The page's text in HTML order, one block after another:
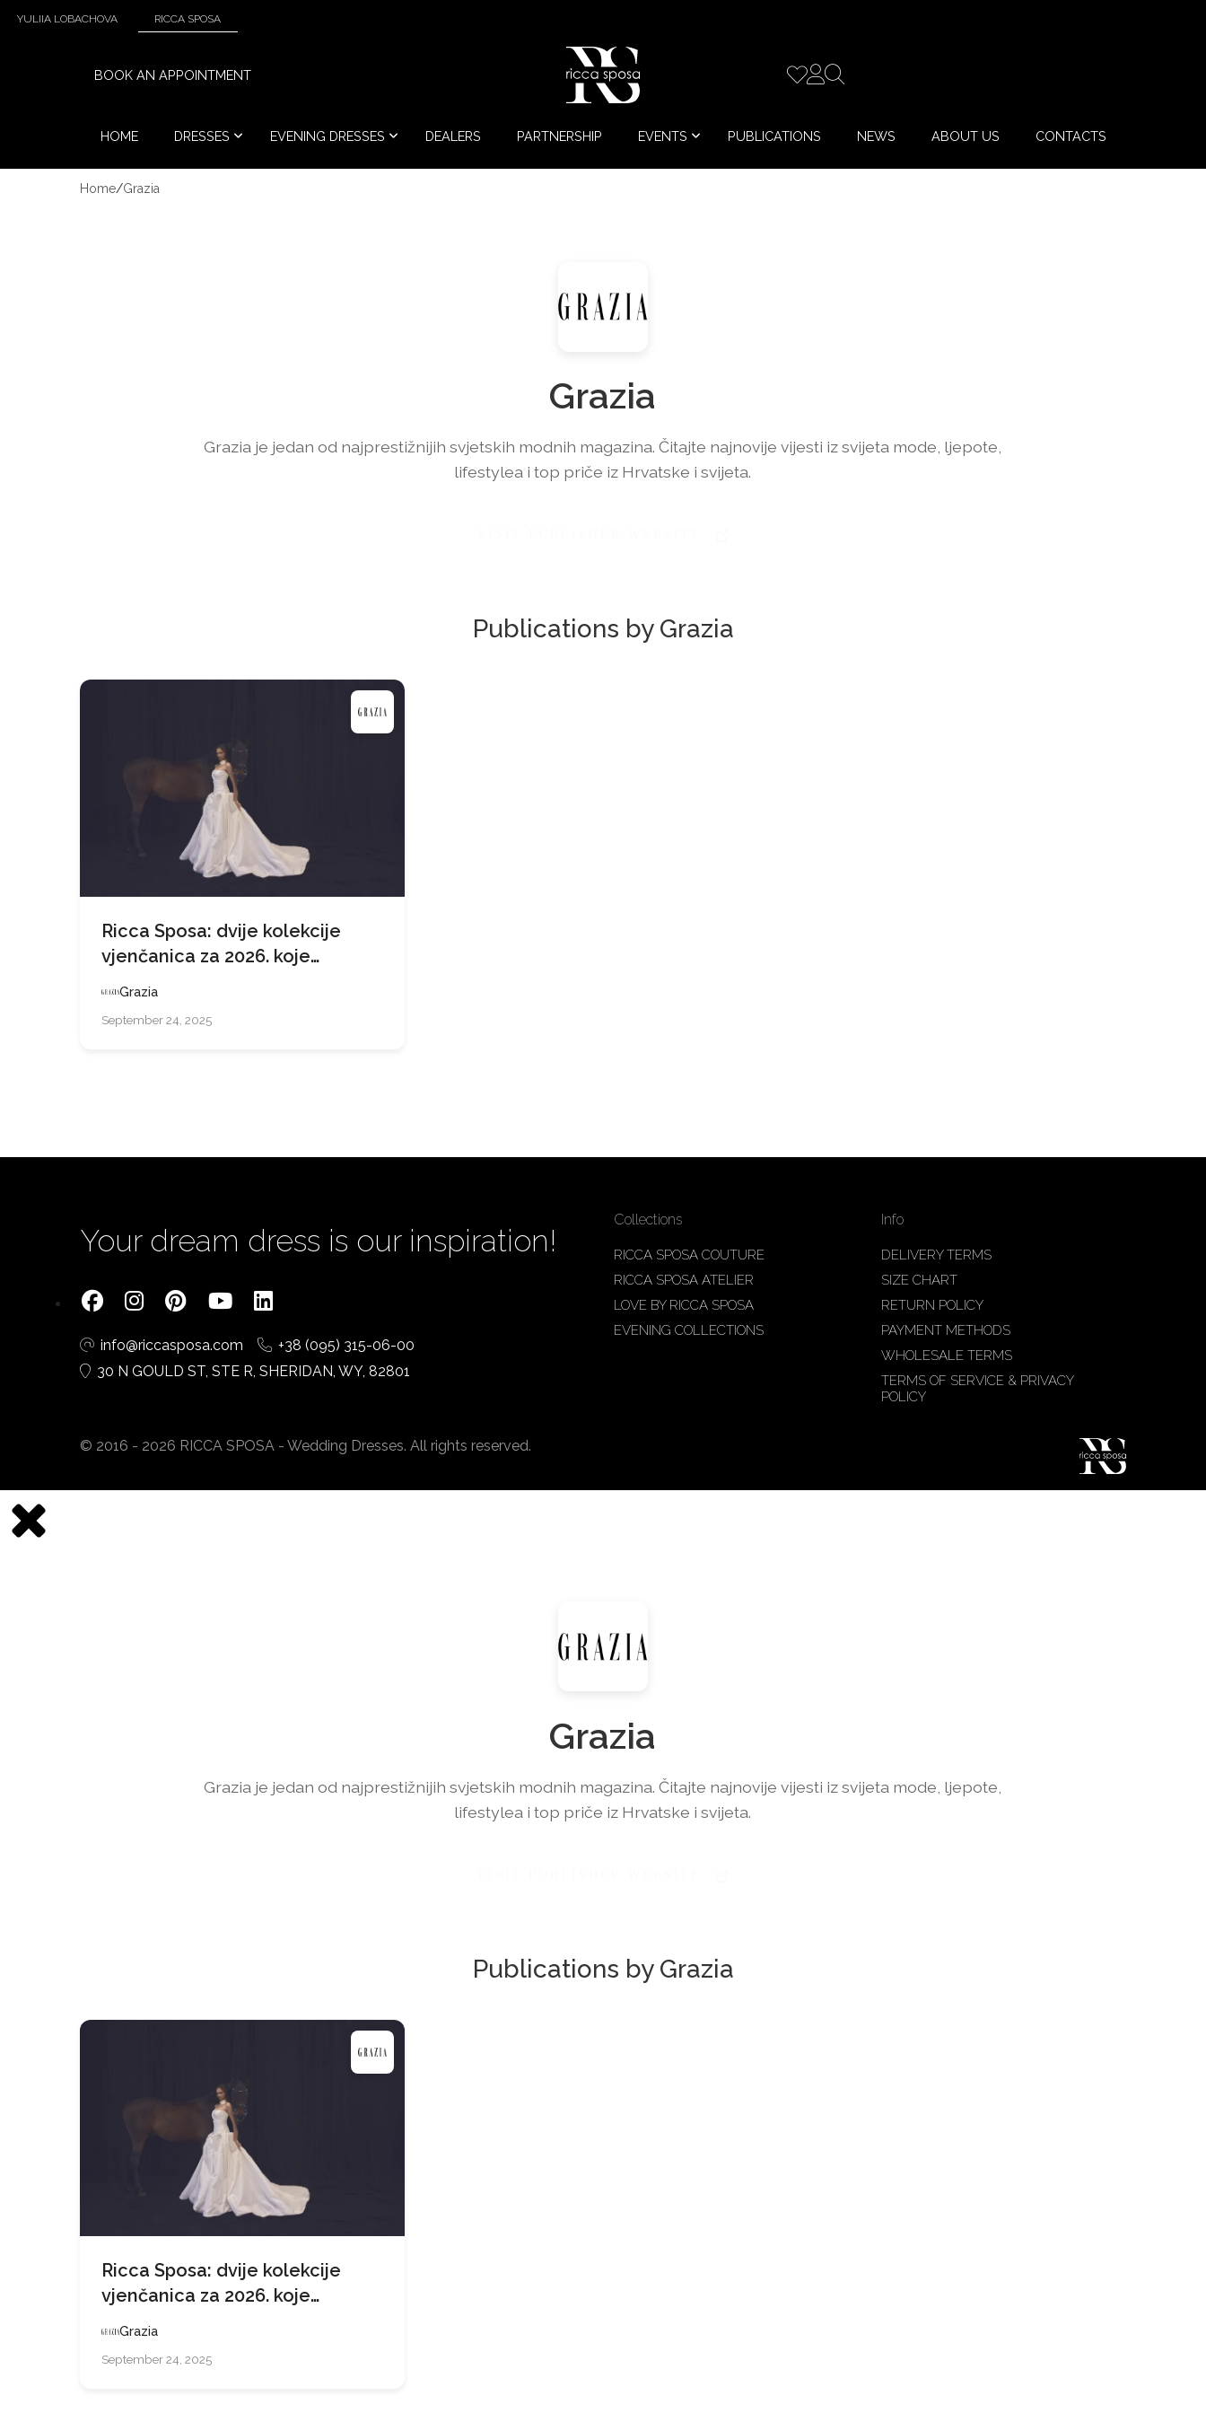
YULIIA LOBACHOVA RICCA SPOSA
BOOK AN APPOINTMENT
HOME DRESSES EVENING DRESSES DEALERS PARTNERSHIP EVENTS PUBLICATIONS NEWS ABOUT US CONTACTS
Home/Grazia
Grazia
Grazia je jedan od najprestižnijih svjetskih modnih magazina. Čitajte najnovije vijesti iz svijeta mode, ljepote,
lifestylea i top priče iz Hrvatske i svijeta.
Publications by Grazia
Ricca Sposa: dvije kolekcije
vjenčanica za 2026. koje
Grazia
September 24, 2025
Your dream dress is our inspiration!
info@riccasposa.com
+38 (095) 315-06-00
30 N GOULD ST, STE R, SHERIDAN, WY, 82801
Collections
RICCA SPOSA COUTURE
RICCA SPOSA ATELIER
LOVE BY RICCA SPOSA
EVENING COLLECTIONS
Info
DELIVERY TERMS
SIZE CHART
RETURN POLICY
PAYMENT METHODS
WHOLESALE TERMS
TERMS OF SERVICE & PRIVACY
POLICY
© 2016 - 2026 RICCA SPOSA - Wedding Dresses. All rights reserved.
Grazia
Grazia je jedan od najprestižnijih svjetskih modnih magazina. Čitajte najnovije vijesti iz svijeta mode, ljepote,
lifestylea i top priče iz Hrvatske i svijeta.
Publications by Grazia
Ricca Sposa: dvije kolekcije
vjenčanica za 2026. koje
predviđaju trendove
Grazia
September 24, 2025